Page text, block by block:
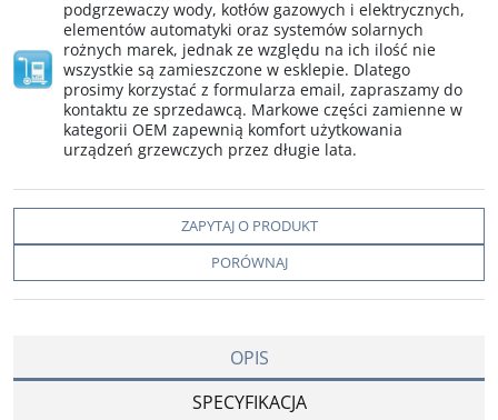
podgrzewaczy wody, kotłów gazowych i elektrycznych,
elementów automatyki oraz systemów solarnych
rożnych marek, jednak ze względu na ich ilość nie
wszystkie są zamieszczone w esklepie. Dlatego
prosimy korzystać z formularza email, zapraszamy do
kontaktu ze sprzedawcą. Markowe części zamienne w
kategorii OEM zapewnią komfort użytkowania
urządzeń grzewczych przez długie lata.
ZAPYTAJ O PRODUKT
PORÓWNAJ
OPIS
SPECYFIKACJA